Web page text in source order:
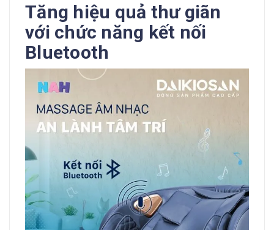
Tăng hiệu quả thư giãn
với chức năng kết nối
Bluetooth